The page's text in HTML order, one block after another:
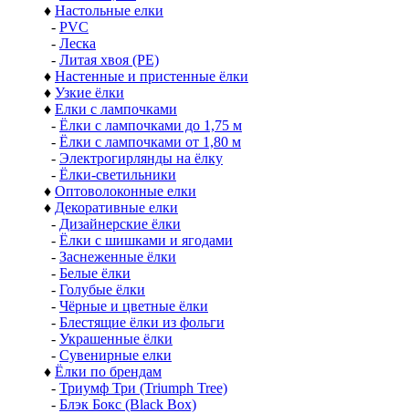
♦ Настольные елки
- PVC
- Леска
- Литая хвоя (РЕ)
♦ Настенные и пристенные ёлки
♦ Узкие ёлки
♦ Елки с лампочками
- Ёлки с лампочками до 1,75 м
- Ёлки с лампочками от 1,80 м
- Электрогирлянды на ёлку
- Ёлки-светильники
♦ Оптоволоконные елки
♦ Декоративные елки
- Дизайнерские ёлки
- Ёлки с шишками и ягодами
- Заснеженные ёлки
- Белые ёлки
- Голубые ёлки
- Чёрные и цветные ёлки
- Блестящие ёлки из фольги
- Украшенные ёлки
- Сувенирные елки
♦ Ёлки по брендам
- Триумф Три (Triumph Tree)
- Блэк Бокс (Black Box)